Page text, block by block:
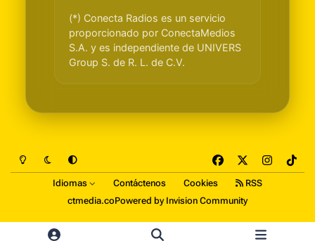
(*) Conecta Radios es un servicio
proporcionado por ConectaMedios
S.A. y es independiente de UNIVERS
Group S. de R. L. de C.V.
Light ModeDark ModeSystem Preference
a
c
e
b
n
s
a
i
o
Idiomas Contáctenos Cookies
RSS
ctmedia.coPowered by Invision Community